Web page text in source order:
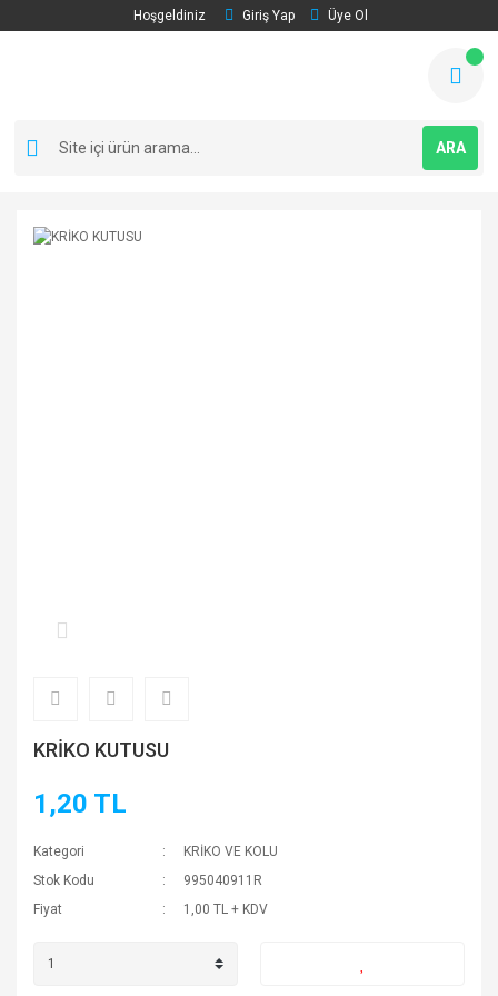
Hoşgeldiniz Giriş Yap Üye Ol
ARA
KRİKO KUTUSU
1,20 TL
Kategori
KRİKO VE KOLU
Stok Kodu
995040911R
Fiyat
1,00 TL + KDV